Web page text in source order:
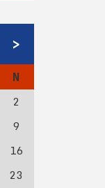
>
N
2
9
16
23